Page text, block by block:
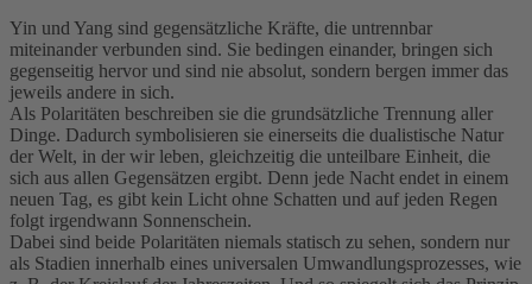
Yin und Yang sind gegensätzliche Kräfte, die untrennbar
miteinander verbunden sind. Sie bedingen einander, bringen sich
gegenseitig hervor und sind nie absolut, sondern bergen immer das
jeweils andere in sich.
Als Polaritäten beschreiben sie die grundsätzliche Trennung aller
Dinge. Dadurch symbolisieren sie einerseits die dualistische Natur
der Welt, in der wir leben, gleichzeitig die unteilbare Einheit, die
sich aus allen Gegensätzen ergibt. Denn jede Nacht endet in einem
neuen Tag, es gibt kein Licht ohne Schatten und auf jeden Regen
folgt irgendwann Sonnenschein.
Dabei sind beide Polaritäten niemals statisch zu sehen, sondern nur
als Stadien innerhalb eines universalen Umwandlungsprozesses, wie